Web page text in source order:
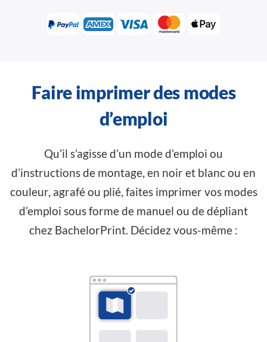
Faire imprimer des modes
d’emploi
Qu’il s’agisse d’un mode d’emploi ou
d’instructions de montage, en noir et blanc ou en
couleur, agrafé ou plié, faites imprimer vos modes
d’emploi sous forme de manuel ou de dépliant
chez BachelorPrint. Décidez vous-même :